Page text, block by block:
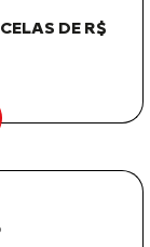
DE R$